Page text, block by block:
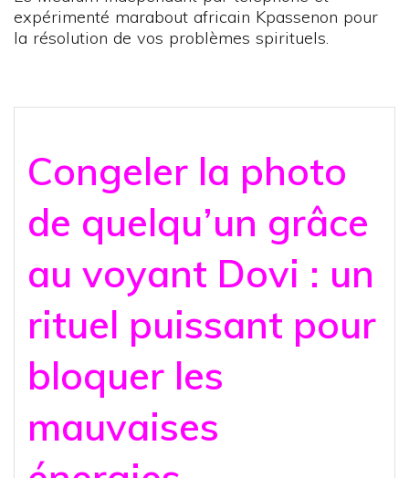
expérimenté marabout africain Kpassenon pour
la résolution de vos problèmes spirituels.
Congeler la photo
de quelqu’un grâce
au voyant Dovi : un
rituel puissant pour
bloquer les
mauvaises